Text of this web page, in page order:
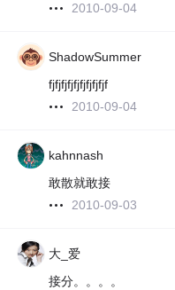
2010-09-04
ShadowSummer
fjfjfjfjfjfjfjfjfjf
2010-09-04
kahnnash
敢散就敢接
2010-09-03
大_爱
接分。。。。